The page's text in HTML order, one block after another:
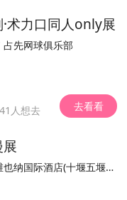
办方负责。
术力口同人only展
占先网球俱乐部
41人想去 去看看
展
纳国际酒店(十堰五堰步行街店)